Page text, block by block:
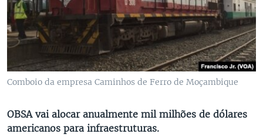
Comboio da empresa Caminhos de Ferro de Moçambique
OBSA vai alocar anualmente mil milhões de dólares
americanos para infraestruturas.